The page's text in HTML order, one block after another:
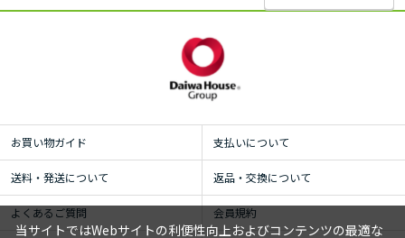
お買い物ガイド 支払いについて
送料・発送について 返品・交換について
よくあるご質問 会員規約
当サイトではWebサイトの利便性向上およびコンテンツの最適な